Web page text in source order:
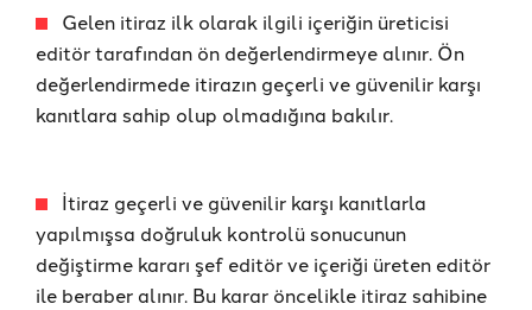
Gelen itiraz ilk olarak ilgili içeriğin üreticisi
editör tarafından ön değerlendirmeye alınır. Ön
değerlendirmede itirazın geçerli ve güvenilir karşı
kanıtlara sahip olup olmadığına bakılır.
İtiraz geçerli ve güvenilir karşı kanıtlarla
yapılmışsa doğruluk kontrolü sonucunun
değiştirme kararı şef editör ve içeriği üreten editör
ile beraber alınır. Bu karar öncelikle itiraz sahibine